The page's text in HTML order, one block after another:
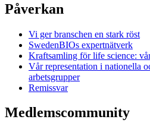
Påverkan
Vi ger branschen en stark röst
SwedenBIOs expertnätverk
Kraftsamling för life science:
Vår representation i nationella
arbetsgrupper
Remissvar
Medlemscommunity